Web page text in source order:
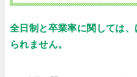
全日制と卒業率に関しては
られません。